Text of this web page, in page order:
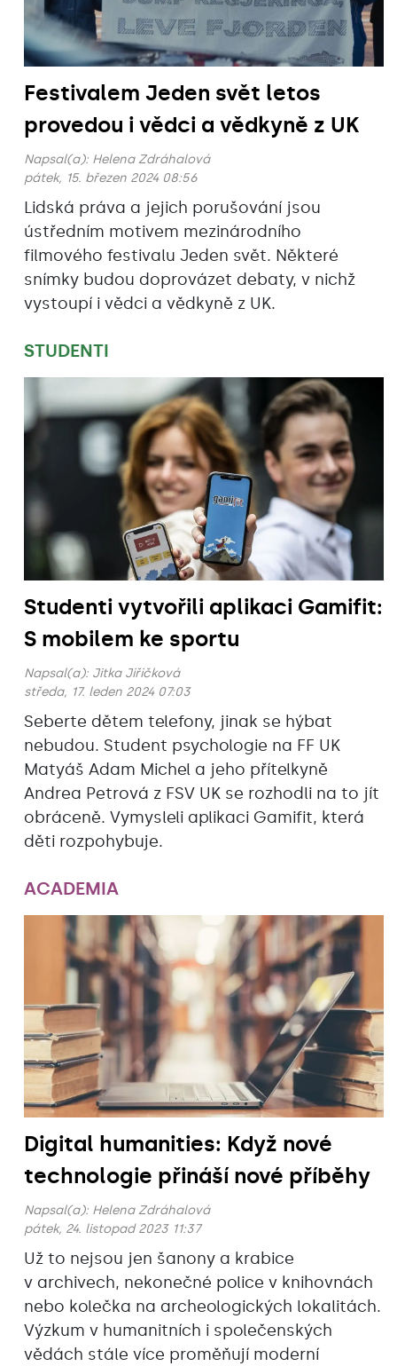
Festivalem Jeden svět letos
provedou i vědci a vědkyně z UK
Napsal(a): Helena Zdráhalová
pátek, 15. březen 2024 08:56
Lidská práva a jejich porušování jsou
ústředním motivem mezinárodního
filmového festivalu Jeden svět. Některé
snímky budou doprovázet debaty, v nichž
vystoupí i vědci a vědkyně z UK.
STUDENTI
Studenti vytvořili aplikaci Gamifit:
S mobilem ke sportu
Napsal(a): Jitka Jiřičková
středa, 17. leden 2024 07:03
Seberte dětem telefony, jinak se hýbat
nebudou. Student psychologie na FF UK
Matyáš Adam Michel a jeho přítelkyně
Andrea Petrová z FSV UK se rozhodli na to jít
obráceně. Vymysleli aplikaci Gamifit, která
děti rozpohybuje.
ACADEMIA
Digital humanities: Když nové
technologie přináší nové příběhy
Napsal(a): Helena Zdráhalová
pátek, 24. listopad 2023 11:37
Už to nejsou jen šanony a krabice
v archivech, nekonečné police v knihovnách
nebo kolečka na archeologických lokalitách.
Výzkum v humanitních i společenských
vědách stále více proměňují moderní